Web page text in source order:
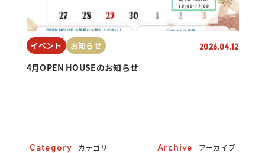
Category カテゴリ Archive アーカイブ
イベント お知らせ 2026.04.12
4月OPEN HOUSEのお知らせ